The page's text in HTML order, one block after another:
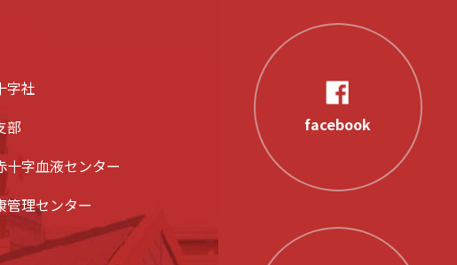
字社
部
十字血液センター
管理センター
facebook